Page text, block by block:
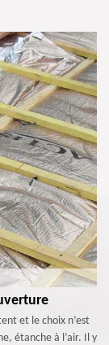
et le choix n’est
étanche à l’air. Il y